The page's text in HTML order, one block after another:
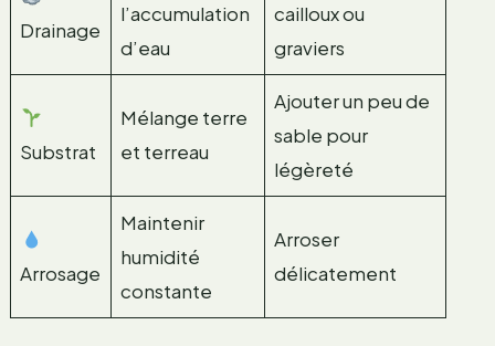
Drainage
l’accumulation
d’eau
cailloux ou
graviers
Substrat
Mélange terre
et terreau
Ajouter un peu de
sable pour
légèreté
Arrosage
Maintenir
humidité
constante
Arroser
délicatement